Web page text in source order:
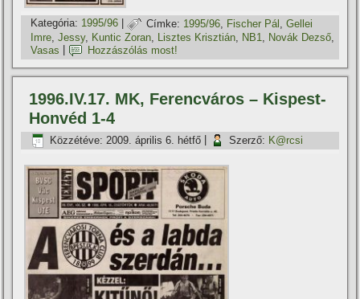
Kategória: 1995/96 | Címke: 1995/96 Fischer Pál ,Gellei
Imre,Jessy, Kuntic Zoran, Lisztes Krisztián, NB1, Novák Dezső,
Vasas
Hozzászólás most!
1996.IV.17. MK, Ferencváros – Kispest-
Honvéd 1-4
Közzétéve: 2009. április 6. hétfő Szerző: K@rcsi